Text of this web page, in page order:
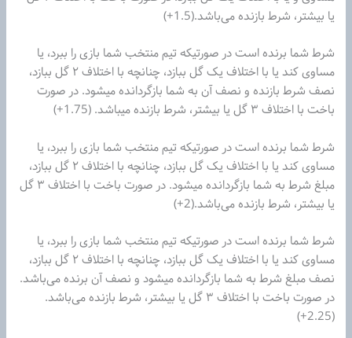
یا بیشتر، شرط بازنده می‌باشد.(1.5+)
شرط شما برنده است در صورتیکه تیم‌ منتخب شما بازی را ببرد، یا
مساوی کند یا با اختلاف یک گل ببازد، چنانچه با اختلاف ۲ گل ببازد،
نصف شرط بازنده و نصف آن به شما بازگردانده میشود. در صورت
باخت با اختلاف ۳ گل یا بیشتر، شرط بازنده میباشد. (1.75+)
شرط شما برنده است در صورتیکه تیم‌ منتخب شما بازی را ببرد، یا
مساوی کند یا با اختلاف یک گل ببازد، چنانچه با اختلاف ۲ گل ببازد،
مبلغ شرط به شما بازگردانده میشود. در صورت باخت با اختلاف ۳ گل
یا بیشتر، شرط بازنده می‌باشد.(2+)
شرط شما برنده است در صورتیکه تیم‌ منتخب شما بازی را ببرد، یا
مساوی کند یا با اختلاف یک گل ببازد، چنانچه با اختلاف ۲ گل ببازد،
نصف مبلغ شرط به شما بازگردانده میشود و نصف آن برنده می‌باشد.
در صورت باخت با اختلاف ۳ گل یا بیشتر، شرط بازنده می‌باشد.
(2.25+)